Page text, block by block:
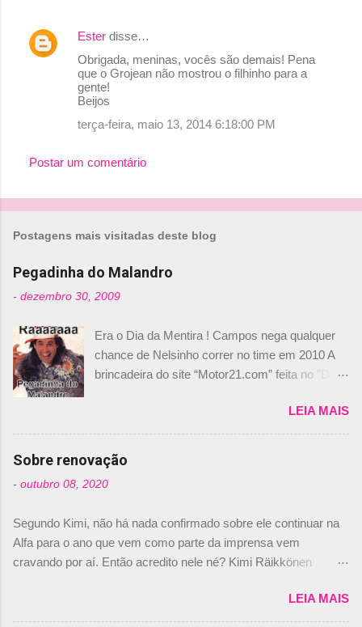
Ester disse…
Obrigada, meninas, vocês são demais! Pena
que o Grojean não mostrou o filhinho para a
gente!
Beijos
terça-feira, maio 13, 2014 6:18:00 PM
Postar um comentário
Postagens mais visitadas deste blog
Pegadinha do Malandro
- dezembro 30, 2009
Era o Dia da Mentira ! Campos nega qualquer
chance de Nelsinho correr no time em 2010 A
brincadeira do site “Motor21.com” feita no "Día
de abril –, afirmando que Nelson Piquet havia
comprado 15% das ações da Campos, dando,
com isso, um lugar no time a Nelsinho Piquet,
foi esclarecida de uma vez por todas por
Daniele Audetto, diretor da escuderia. O
não será o companheiro de Bruno Senna em
2010. "Na verdade, nós recebemos uma oferta
de Piquet", admitiu Audetto. “Mas depois de ter
dois brasileiros”, explicou, dizendo ainda que
LEIA MAIS
Sobre renovação
- outubro 08, 2020
Segundo Kimi, não há nada confirmado sobre ele continuar na
Alfa para o ano que vem como parte da imprensa vem
cravando por aí. Então acredito nele né? Kimi Räikkönen
truth but I’ve never had an option in my contract so that’s
should, pretty much, tell you that it’s not true." #Kimi7 #EifelGP
LEIA MAIS